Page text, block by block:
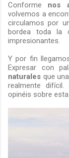
Conforme nos
volvemos a
circulamos por
bordea toda la
impresionantes.
Y por fin
Expresar con
naturales que
realmente
opinéis sobre esta